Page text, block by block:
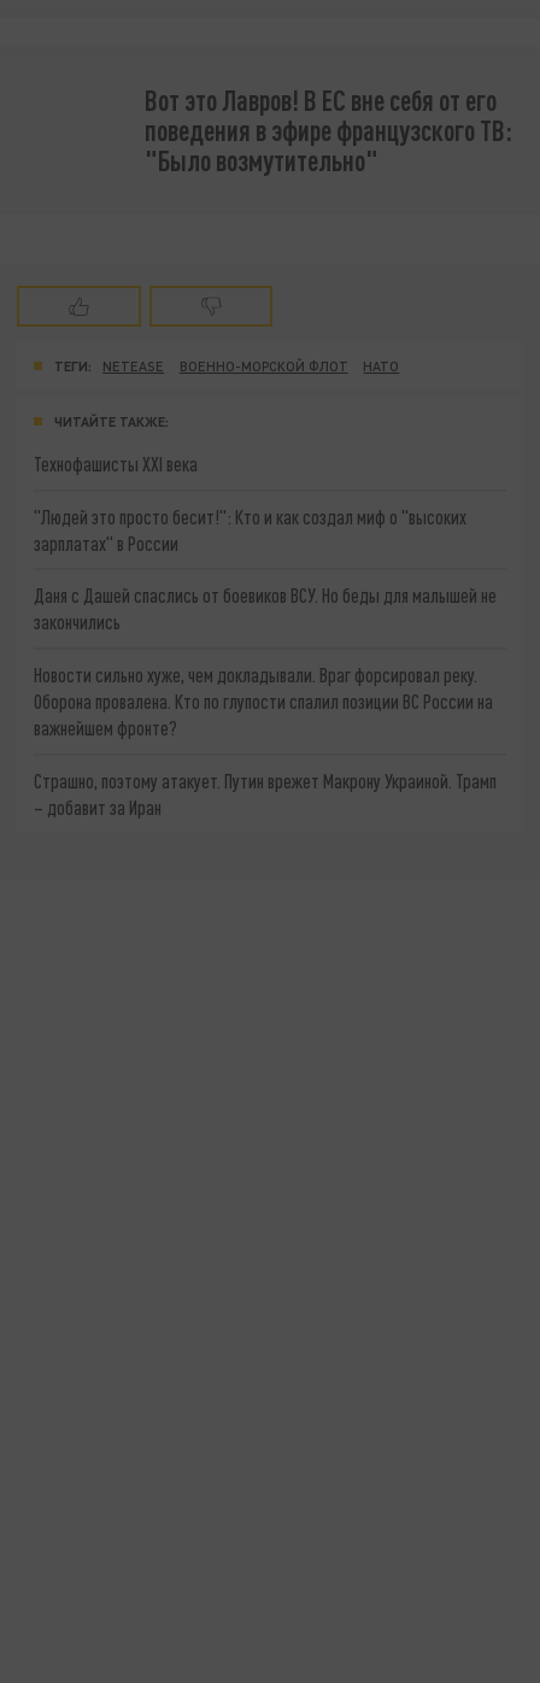
Вот это Лавров! В ЕС вне себя от его
поведения в эфире французского ТВ:
"Было возмутительно"
ТЕГИ: NETEASE ВОЕННО-МОРСКОЙ ФЛОТ НАТО
ЧИТАЙТЕ ТАКЖЕ:
Технофашисты XXI века
"Людей это просто бесит!": Кто и как создал миф о "высоких
зарплатах" в России
Даня с Дашей спаслись от боевиков ВСУ. Но беды для малышей не
закончились
Новости сильно хуже, чем докладывали. Враг форсировал реку.
Оборона провалена. Кто по глупости спалил позиции ВС России на
важнейшем фронте?
Страшно, поэтому атакует. Путин врежет Макрону Украиной. Трамп
– добавит за Иран